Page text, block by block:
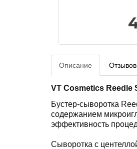
Описание
VT Cosmetics Reedle
Бустер-сыворотка
содержанием
эффективность
Сыворотка с